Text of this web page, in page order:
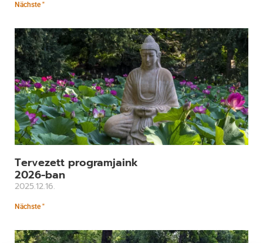
Nächste "
Tervezett programjaink
2026-ban
2025.12.16.
Nächste "